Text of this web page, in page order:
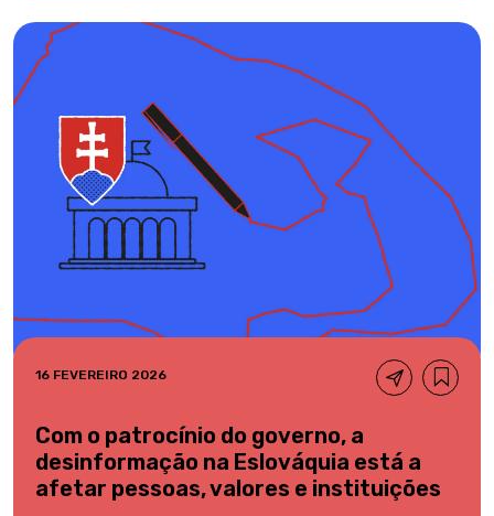
16 FEVEREIRO 2026
Com o patrocínio do governo, a
desinformação na Eslováquia está a
afetar pessoas, valores e instituições